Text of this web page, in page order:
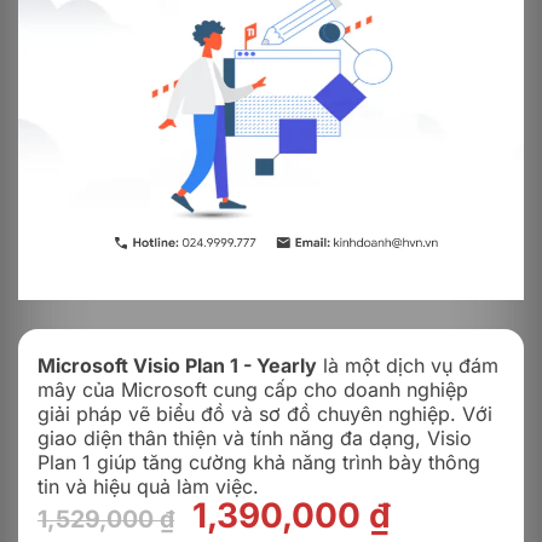
Microsoft Visio Plan 1 - Yearly là một dịch vụ đám
mây của Microsoft cung cấp cho doanh nghiệp
giải pháp vẽ biểu đồ và sơ đồ chuyên nghiệp. Với
giao diện thân thiện và tính năng đa dạng, Visio
Plan 1 giúp tăng cường khả năng trình bày thông
tin và hiệu quả làm việc.
1,529,000₫
Giá
1,390,000 ₫Giá